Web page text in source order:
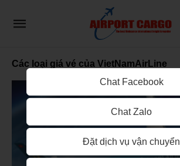
Các loại giá vé của VietNamAirLine
Chat Facebook
Chat Zalo
Đặt dịch vụ vận chuyển